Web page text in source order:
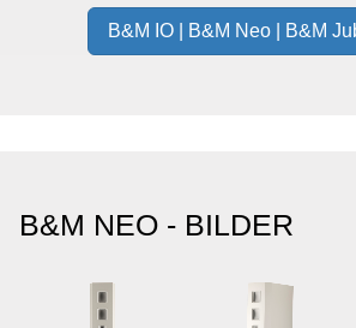
B&M IO | B&M Neo | B&M
B&M NEO - BILDER